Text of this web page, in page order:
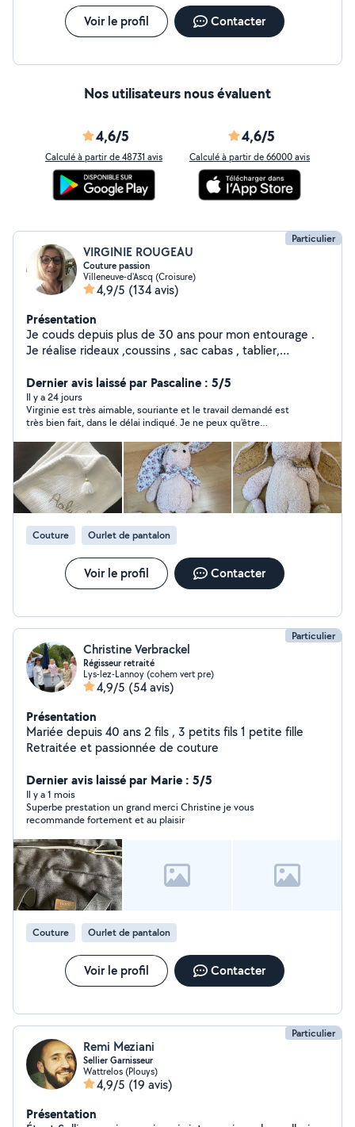
Voir le profil Contacter
Nos utilisateurs nous évaluent
4,6/5
Calculé à partir de 48731 avis
4,6/5
Calculé à partir de 66000 avis
Particulier
VIRGINIE ROUGEAU
Couture passion
Villeneuve-d'Ascq (Croisure)
4,9/5 (134 avis)
Présentation
Je couds depuis plus de 30 ans pour mon entourage .
Je réalise rideaux ,coussins , sac cabas , tablier,
Dernier avis laissé par Pascaline : 5/5
Il y a 24 jours
Virginie est très aimable, souriante et le travail demandé est
très bien fait, dans le délai indiqué. Je ne peux qu'être
Couture Ourlet de pantalon
Voir le profil Contacter
Particulier
Christine Verbrackel
Régisseur retraité
Lys-lez-Lannoy (cohem vert pre)
4,9/5 (54 avis)
Présentation
Mariée depuis 40 ans 2 fils , 3 petits fils 1 petite fille
Retraitée et passionnée de couture
Dernier avis laissé par Marie : 5/5
Il y a 1 mois
Superbe prestation un grand merci Christine je vous
recommande fortement et au plaisir
Couture Ourlet de pantalon
Voir le profil Contacter
Particulier
Remi Meziani
Sellier Garnisseur
Wattrelos (Plouys)
4,9/5 (19 avis)
Présentation